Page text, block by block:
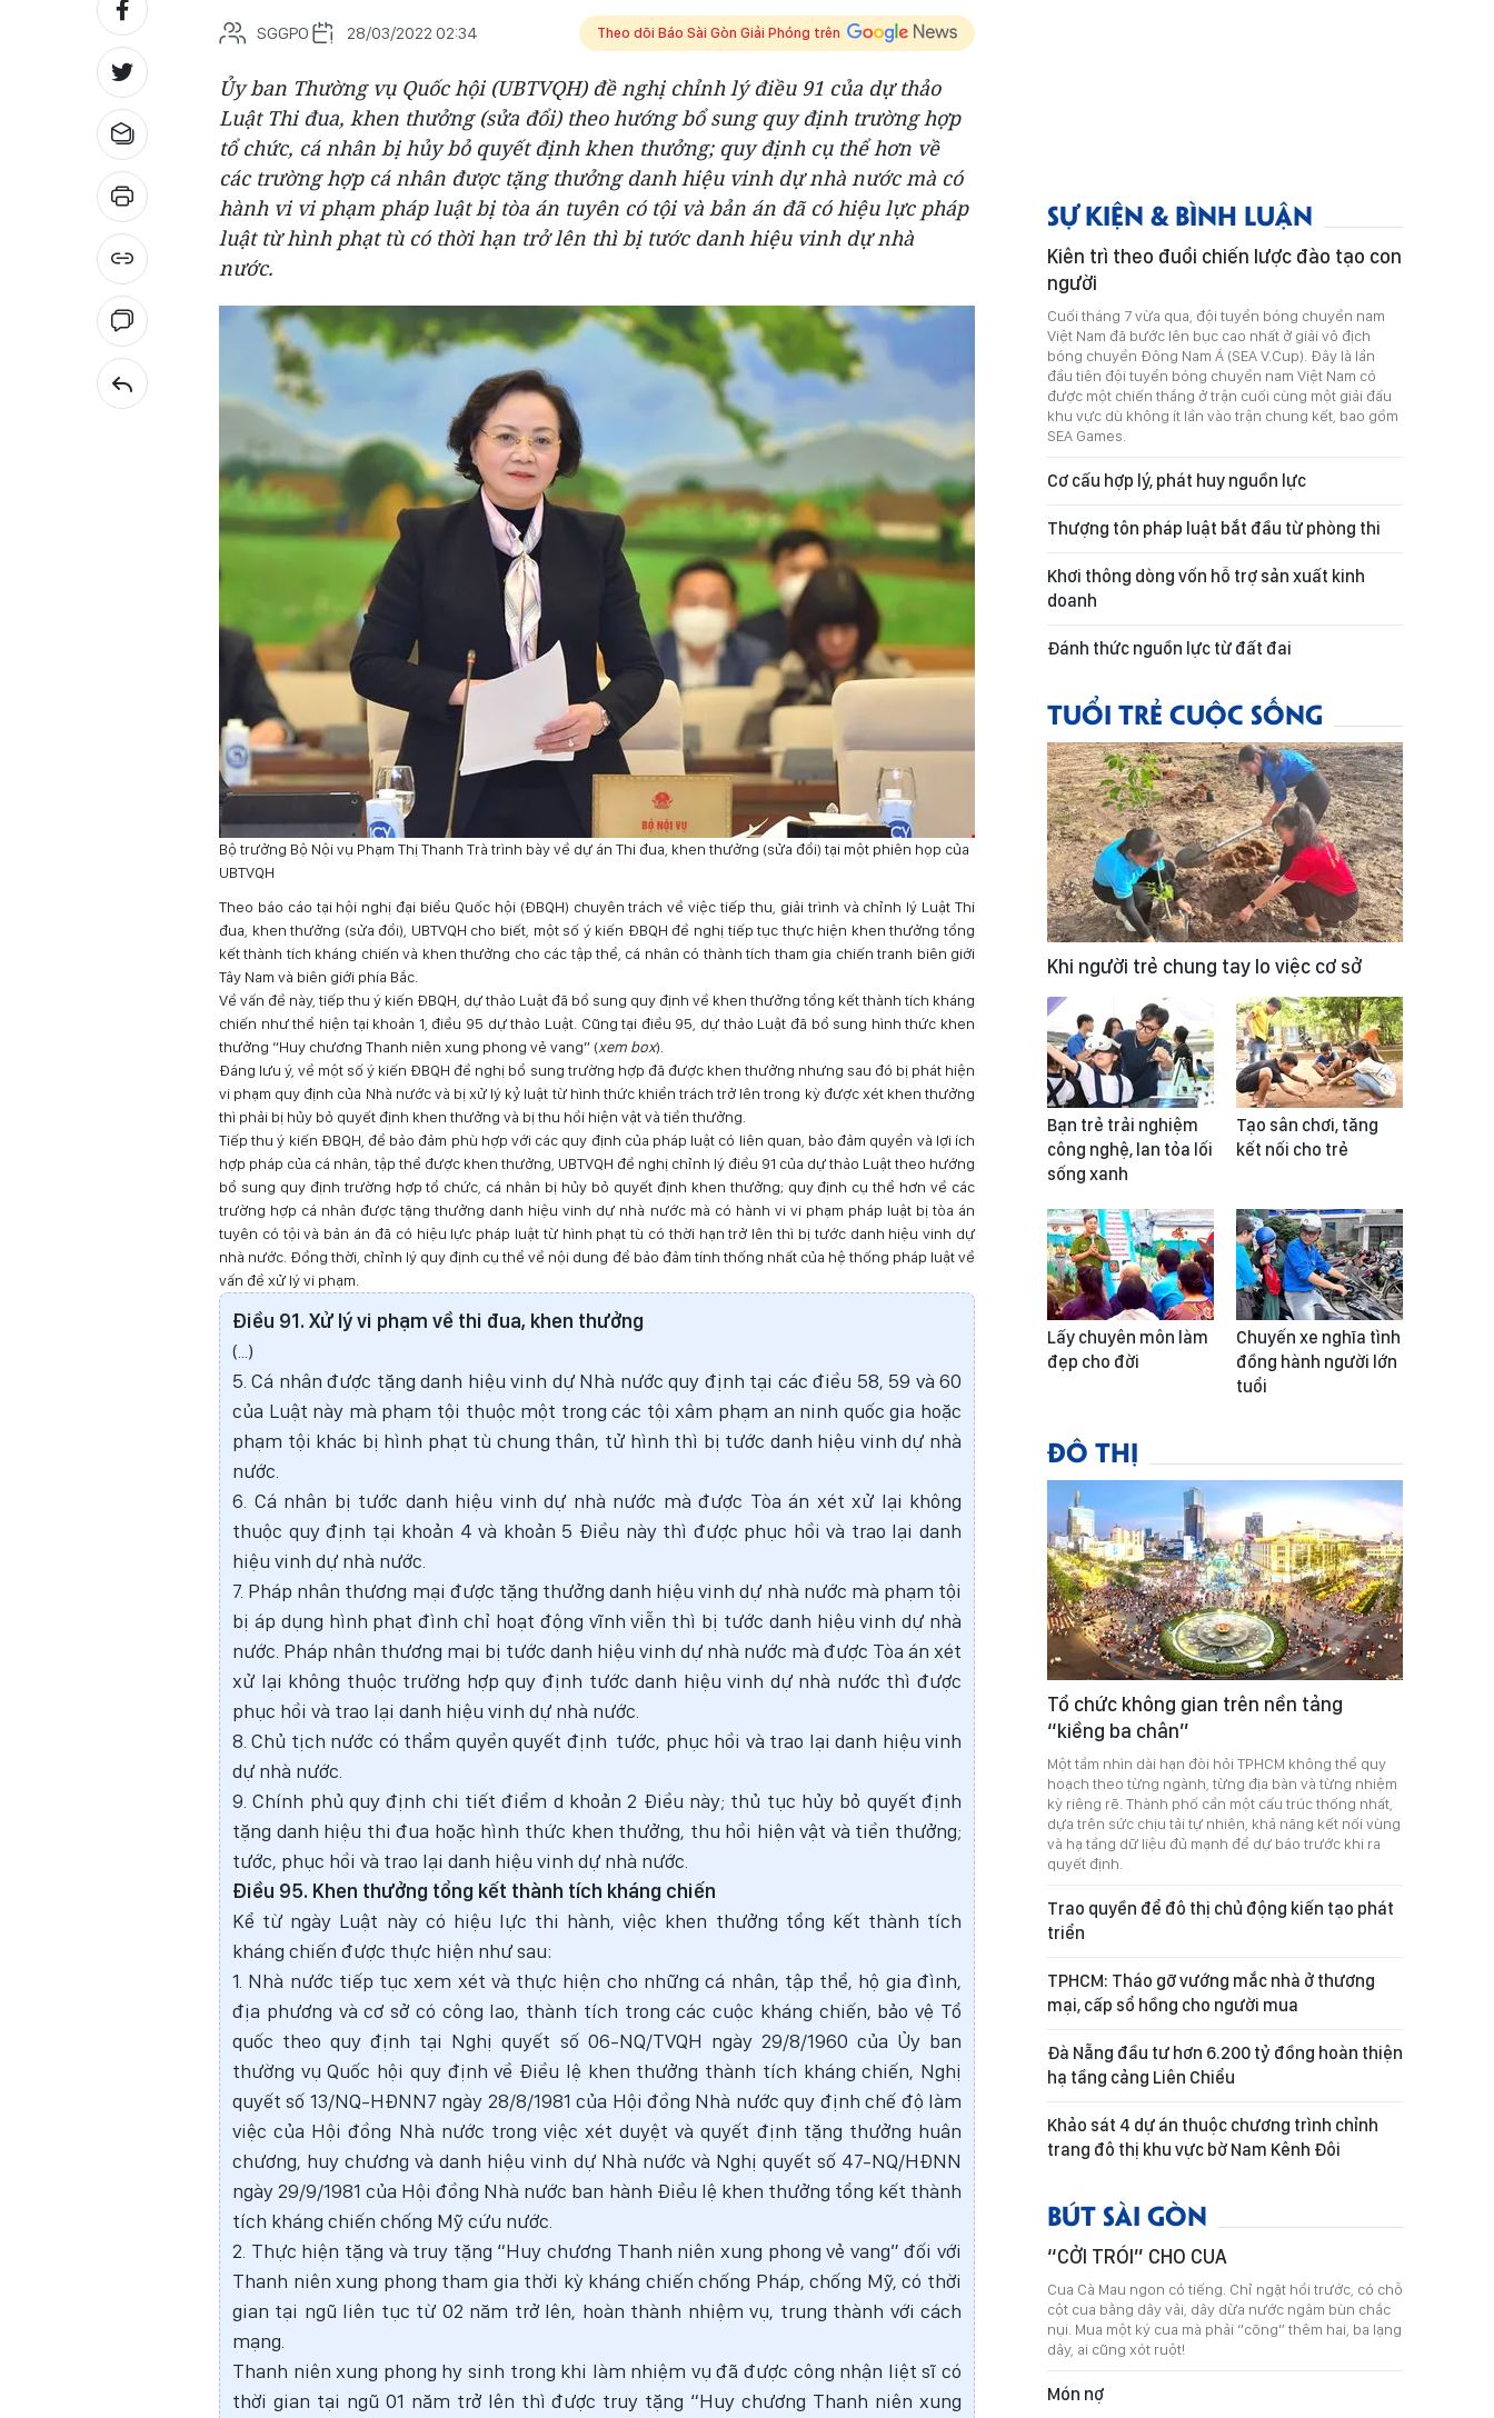
SGGPO 28/03/2022 02:34 Theo dõi Báo Sài Gòn Giải Phóng trên
Ủy ban Thường vụ Quốc hội (UBTVQH) đề nghị chỉnh lý điều 91 của dự thảo
Luật Thi đua, khen thưởng (sửa đổi) theo hướng bổ sung quy định trường hợp
tổ chức, cá nhân bị hủy bỏ quyết định khen thưởng; quy định cụ thể hơn về
các trường hợp cá nhân được tặng thưởng danh hiệu vinh dự nhà nước mà có
hành vi vi phạm pháp luật bị tòa án tuyên có tội và bản án đã có hiệu lực pháp
luật từ hình phạt tù có thời hạn trở lên thì bị tước danh hiệu vinh dự nhà
nước.
Bộ trưởng Bộ Nội vụ Phạm Thị Thanh Trà trình bày về dự án Thi đua, khen thưởng (sửa đổi) tại một phiên họp của
UBTVQH
Theo báo cáo tại hội nghị đại biểu Quốc hội (ĐBQH) chuyên trách về việc tiếp thu, giải trình và chỉnh lý Luật Thi
đua, khen thưởng (sửa đổi), UBTVQH cho biết, một số ý kiến ĐBQH đề nghị tiếp tục thực hiện khen thưởng tổng
kết thành tích kháng chiến và khen thưởng cho các tập thể, cá nhân có thành tích tham gia chiến tranh biên giới
Tây Nam và biên giới phía Bắc.
Về vấn đề này, tiếp thu ý kiến ĐBQH, dự thảo Luật đã bổ sung quy định về khen thưởng tổng kết thành tích kháng
chiến như thể hiện tại khoản 1, điều 95 dự thảo Luật. Cũng tại điều 95, dự thảo Luật đã bổ sung hình thức khen
thưởng “Huy chương Thanh niên xung phong vẻ vang” (xem box).
Đáng lưu ý, về một số ý kiến ĐBQH đề nghị bổ sung trường hợp đã được khen thưởng nhưng sau đó bị phát hiện
vi phạm quy định của Nhà nước và bị xử lý kỷ luật từ hình thức khiển trách trở lên trong kỳ được xét khen thưởng
thì phải bị hủy bỏ quyết định khen thưởng và bị thu hồi hiện vật và tiền thưởng.
Tiếp thu ý kiến ĐBQH, để bảo đảm phù hợp với các quy định của pháp luật có liên quan, bảo đảm quyền và lợi ích
hợp pháp của cá nhân, tập thể được khen thưởng, UBTVQH đề nghị chỉnh lý điều 91 của dự thảo Luật theo hướng
bổ sung quy định trường hợp tổ chức, cá nhân bị hủy bỏ quyết định khen thưởng; quy định cụ thể hơn về các
trường hợp cá nhân được tặng thưởng danh hiệu vinh dự nhà nước mà có hành vi vi phạm pháp luật bị tòa án
tuyên có tội và bản án đã có hiệu lực pháp luật từ hình phạt tù có thời hạn trở lên thì bị tước danh hiệu vinh dự
nhà nước. Đồng thời, chỉnh lý quy định cụ thể về nội dung để bảo đảm tính thống nhất của hệ thống pháp luật về
vấn đề xử lý vi phạm.
Điều 91. Xử lý vi phạm về thi đua, khen thưởng
(...)
5. Cá nhân được tặng danh hiệu vinh dự Nhà nước quy định tại các điều 58, 59 và 60
của Luật này mà phạm tội thuộc một trong các tội xâm phạm an ninh quốc gia hoặc
phạm tội khác bị hình phạt tù chung thân, tử hình thì bị tước danh hiệu vinh dự nhà
nước.
6. Cá nhân bị tước danh hiệu vinh dự nhà nước mà được Tòa án xét xử lại không
thuộc quy định tại khoản 4 và khoản 5 Điều này thì được phục hồi và trao lại danh
hiệu vinh dự nhà nước.
7. Pháp nhân thương mại được tặng thưởng danh hiệu vinh dự nhà nước mà phạm tội
bị áp dụng hình phạt đình chỉ hoạt động vĩnh viễn thì bị tước danh hiệu vinh dự nhà
nước. Pháp nhân thương mại bị tước danh hiệu vinh dự nhà nước mà được Tòa án xét
xử lại không thuộc trường hợp quy định tước danh hiệu vinh dự nhà nước thì được
phục hồi và trao lại danh hiệu vinh dự nhà nước.
8. Chủ tịch nước có thẩm quyền quyết định tước, phục hồi và trao lại danh hiệu vinh
dự nhà nước.
9. Chính phủ quy định chi tiết điểm d khoản 2 Điều này; thủ tục hủy bỏ quyết định
tặng danh hiệu thi đua hoặc hình thức khen thưởng, thu hồi hiện vật và tiền thưởng;
tước, phục hồi và trao lại danh hiệu vinh dự nhà nước.
Điều 95. Khen thưởng tổng kết thành tích kháng chiến
Kể từ ngày Luật này có hiệu lực thi hành, việc khen thưởng tổng kết thành tích
kháng chiến được thực hiện như sau:
1. Nhà nước tiếp tục xem xét và thực hiện cho những cá nhân, tập thể, hộ gia đình,
địa phương và cơ sở có công lao, thành tích trong các cuộc kháng chiến, bảo vệ Tổ
quốc theo quy định tại Nghị quyết số 06-NQ/TVQH ngày 29/8/1960 của Ủy ban
thường vụ Quốc hội quy định về Điều lệ khen thưởng thành tích kháng chiến, Nghị
quyết số 13/NQ-HĐNN7 ngày 28/8/1981 của Hội đồng Nhà nước quy định chế độ làm
việc của Hội đồng Nhà nước trong việc xét duyệt và quyết định tặng thưởng huân
chương, huy chương và danh hiệu vinh dự Nhà nước và Nghị quyết số 47-NQ/HĐNN
ngày 29/9/1981 của Hội đồng Nhà nước ban hành Điều lệ khen thưởng tổng kết thành
tích kháng chiến chống Mỹ cứu nước.
2. Thực hiện tặng và truy tặng “Huy chương Thanh niên xung phong vẻ vang” đối với
Thanh niên xung phong tham gia thời kỳ kháng chiến chống Pháp, chống Mỹ, có thời
gian tại ngũ liên tục từ 02 năm trở lên, hoàn thành nhiệm vụ, trung thành với cách
mạng.
Thanh niên xung phong hy sinh trong khi làm nhiệm vụ đã được công nhận liệt sĩ có
thời gian tại ngũ 01 năm trở lên thì được truy tặng “Huy chương Thanh niên xung
SỰ KIỆN & BÌNH LUẬN
Kiên trì theo đuổi chiến lược đào tạo con
người
Cuối tháng 7 vừa qua, đội tuyển bóng chuyền nam
Việt Nam đã bước lên bục cao nhất ở giải vô địch
bóng chuyền Đông Nam Á (SEA V.Cup). Đây là lần
đầu tiên đội tuyển bóng chuyền nam Việt Nam có
được một chiến thắng ở trận cuối cùng một giải đấu
khu vực dù không ít lần vào trận chung kết, bao gồm
SEA Games.
Cơ cấu hợp lý, phát huy nguồn lực
Thượng tôn pháp luật bắt đầu từ phòng thi
Khơi thông dòng vốn hỗ trợ sản xuất kinh
doanh
Đánh thức nguồn lực từ đất đai
TUỔI TRẺ CUỘC SỐNG
Khi người trẻ chung tay lo việc cơ sở
Bạn trẻ trải nghiệm
công nghệ, lan tỏa lối
sống xanh
Tạo sân chơi, tăng
kết nối cho trẻ
Lấy chuyên môn làm
đẹp cho đời
Chuyến xe nghĩa tình
đồng hành người lớn
tuổi
ĐÔ THỊ
Tổ chức không gian trên nền tảng
“kiềng ba chân”
Một tầm nhìn dài hạn đòi hỏi TPHCM không thể quy
hoạch theo từng ngành, từng địa bàn và từng nhiệm
kỳ riêng rẽ. Thành phố cần một cấu trúc thống nhất,
dựa trên sức chịu tải tự nhiên, khả năng kết nối vùng
và hạ tầng dữ liệu đủ mạnh để dự báo trước khi ra
quyết định.
Trao quyền để đô thị chủ động kiến tạo phát
triển
TPHCM: Tháo gỡ vướng mắc nhà ở thương
mại, cấp sổ hồng cho người mua
Đà Nẵng đầu tư hơn 6.200 tỷ đồng hoàn thiện
hạ tầng cảng Liên Chiểu
Khảo sát 4 dự án thuộc chương trình chỉnh
trang đô thị khu vực bờ Nam Kênh Đôi
BÚT SÀI GÒN
“CỞI TRÓI” CHO CUA
Cua Cà Mau ngon có tiếng. Chỉ ngặt hồi trước, có chỗ
cột cua bằng dây vải, dây dừa nước ngâm bùn chắc
nụi. Mua một ký cua mà phải “cõng” thêm hai, ba lạng
dây, ai cũng xót ruột!
Món nợ